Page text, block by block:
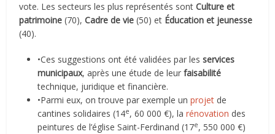
vote. Les secteurs les plus représentés sontCulture et
patrimoine(70),Cadre de vie (50) et Éducation et jeunesse
(40).
•Ces suggestions ont été validées par lesservices
municipaux, après une étude de leurfaisabilité
technique, juridique et financière.
•Parmi eux, on trouve par exemple unprojet de
cantines solidaires (14e, 60 000 €), larénovation des
peintures de l’église Saint-Ferdinand (17e, 550 000 €)